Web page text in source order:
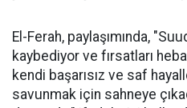
El-Ferah, paylaşımında,
kaybediyor ve fırsatları
kendi başarısız ve saf
savunmak için sahneye